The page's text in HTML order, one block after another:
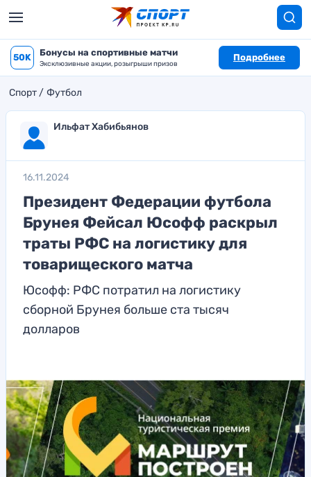
50K Бонусы на спортивные матчи
Эксклюзивные акции, розыгрыши призов
Подробнее
Спорт Футбол
Ильфат Хабибьянов
16.11.2024
Президент Федерации футбола
Брунея Фейсал Юсофф раскрыл
траты РФС на логистику для
товарищеского матча
Юсофф: РФС потратил на логистику
сборной Брунея больше ста тысяч
долларов